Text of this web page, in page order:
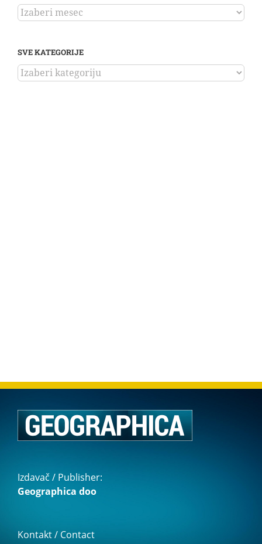
ARHIVA
SVE KATEGORIJE
SVE
KATEGORIJE
Izdavač / Publisher:
Geographica doo
Kontakt / Contact